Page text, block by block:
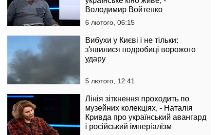
Володимир Войтенко
6 лютого, 06:15
Вибухи у Києві і не тільки:
з'явилися подробиці ворожого
удару
5 лютого, 12:41
Лінія зіткнення проходить по
музейних колекціях, - Наталія
Кривда про український авангард
і російський імперіалізм